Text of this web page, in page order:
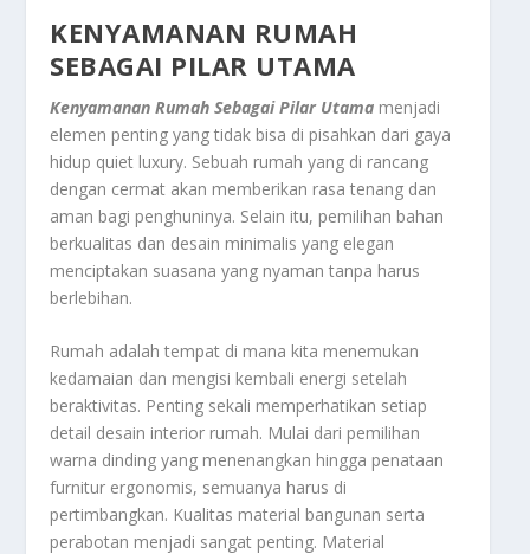
KENYAMANAN RUMAH
SEBAGAI PILAR UTAMA
Kenyamanan Rumah Sebagai Pilar Utama menjadi
elemen penting yang tidak bisa di pisahkan dari gaya
hidup quiet luxury. Sebuah rumah yang di rancang
dengan cermat akan memberikan rasa tenang dan
aman bagi penghuninya. Selain itu, pemilihan bahan
berkualitas dan desain minimalis yang elegan
menciptakan suasana yang nyaman tanpa harus
berlebihan.
Rumah adalah tempat di mana kita menemukan
kedamaian dan mengisi kembali energi setelah
beraktivitas. Penting sekali memperhatikan setiap
detail desain interior rumah. Mulai dari pemilihan
warna dinding yang menenangkan hingga penataan
furnitur ergonomis, semuanya harus di
pertimbangkan. Kualitas material bangunan serta
perabotan menjadi sangat penting. Material